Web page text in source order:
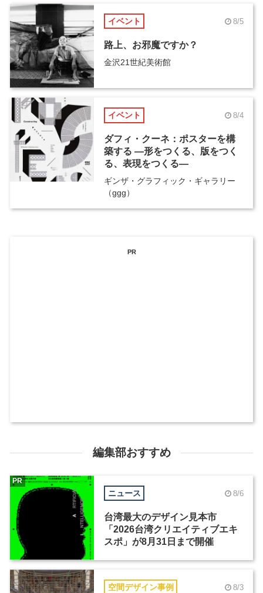
イベント 8/5
路上、お邪魔ですか？
金沢21世紀美術館
イベント 8/4
ダフィ・クーネ：ポスターを構
築する ―形をつくる、版をつく
る、表現をつくる―
ギンザ・グラフィック・ギャラリー
（ggg）
PR
編集部おすすめ
ニュース 8/6
台湾最大のデザイン見本市
「2026台湾クリエイティブエキ
スポ」が8月31日まで開催
PR
空間デザイン事例 8/3